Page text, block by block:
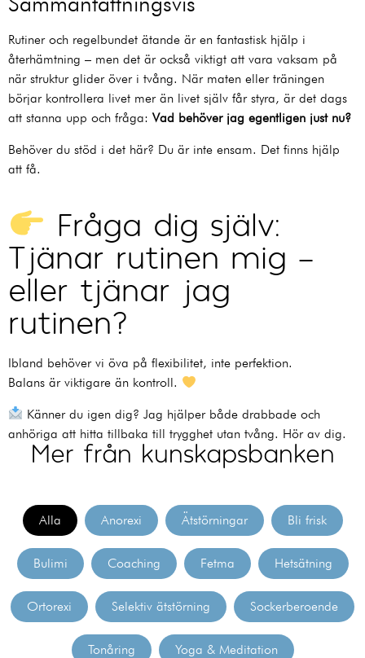
Rutiner och regelbundet ätande är en fantastisk hjälp i
återhämtning – men det är också viktigt att vara vaksam på
när struktur glider över i tvång. När maten eller träningen
börjar kontrollera livet mer än livet själv får styra, är det dags
att stanna upp och fråga:Vad behöver jag egentligen just nu?
Behöver du stöd i det här? Du är inte ensam. Det finns hjälp
att få.
Fråga dig själv:
Tjänar rutinen mig –
eller tjänar jag
rutinen?
Ibland behöver vi öva på flexibilitet, inte perfektion.
Balans är viktigare än kontroll.
Känner du igen dig? Jag hjälper både drabbade och
anhöriga att hitta tillbaka till trygghet utan tvång. Hör av dig.
Mer från kunskapsbanken
Alla Anorexi Ätstörningar Bli frisk
Bulimi Coaching Fetma Hetsätning
Ortorexi Selektiv ätstörning Sockerberoende
Tonåring Yoga & Meditation